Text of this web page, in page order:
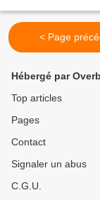
< Page
Hébergé par
Top articles
Pages
Contact
Signaler un abus
C.G.U.